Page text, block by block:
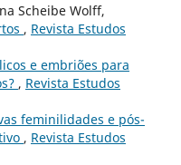
Scheibe Wolff,
, Revista Estudos
e embriões para
, Revista Estudos
feminilidades e pós-
, Revista Estudos